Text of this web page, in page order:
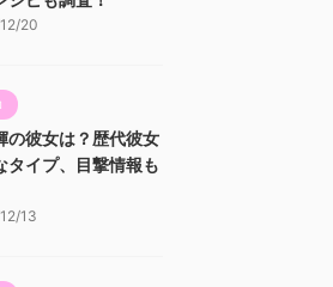
20
の彼女は？歴代彼女
タイプ、目撃情報も
13